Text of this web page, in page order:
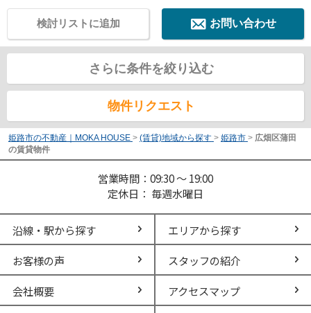
お問い合わせ
検討リストに追加
さらに条件を絞り込む
物件リクエスト
姫路市の不動産｜MOKA HOUSE > (賃貸)地域から探す > 姫路市 > 広畑区蒲田
の賃貸物件
営業時間：09:30 ～ 19:00
定休日： 毎週水曜日
沿線・駅から探す エリアから探す
お客様の声 スタッフの紹介
会社概要 アクセスマップ